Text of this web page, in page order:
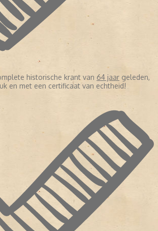
historische krant van 64 jaar geleden,
en met een certificaat van echtheid!